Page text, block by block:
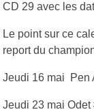
CD 29 avec les
Le point sur ce
report du
Jeudi 16 mai Pen
Jeudi 23 mai